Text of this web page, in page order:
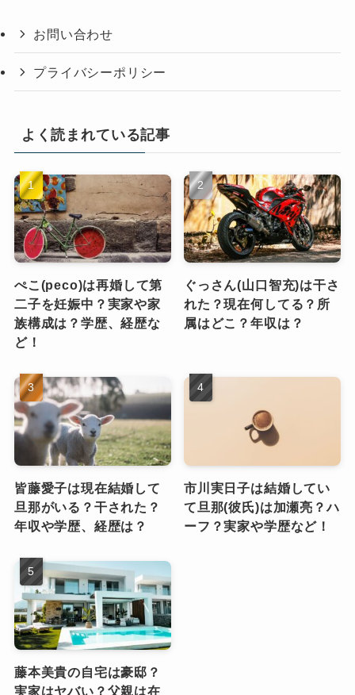
お問い合わせ
プライバシーポリシー
よく読まれている記事
ぺこ(peco)は再婚して第
二子を妊娠中？実家や家
族構成は？学歴、経歴な
ど！
ぐっさん(山口智充)は干さ
れた？現在何してる？所
属はどこ？年収は？
皆藤愛子は現在結婚して
旦那がいる？干された？
年収や学歴、経歴は？
市川実日子は結婚してい
て旦那(彼氏)は加瀬亮？ハ
ーフ？実家や学歴など！
藤本美貴の自宅は豪邸？
実家はヤバい？父親は在